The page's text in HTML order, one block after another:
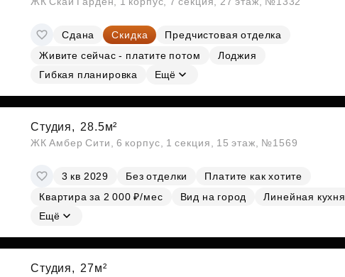
Сдана Скидка
Предчистовая отделка
Живите сейчас - платите потом
Лоджия
Гибкая планировка
Ещё
Студия, 28.5м²
ЖК Амбер Сити, 6 корпус, 1 секция, 15 этаж, №1569
3 кв 2029 Без отделки
Платите как хотите
Квартира за 2 000 ₽/мес
Вид на город
Линейная кухня
Ещё
Студия, 27м²